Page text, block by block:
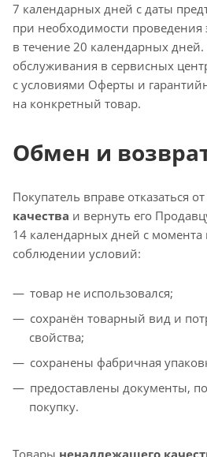
7 календарных дней с даты
при необходимости проведения
в течение 20 календарных
обслуживания в сервисных
с условиями Оферты и
на конкретный товар.
Обмен и
Покупатель вправе отказаться
качества и вернуть его
14 календарных дней с момента
соблюдении условий:
товар не использовался;
сохранён товарный вид и
свойства;
сохранены фабричная
предоставлены документы,
покупку.